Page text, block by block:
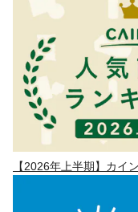
【2026年上半期】カイ